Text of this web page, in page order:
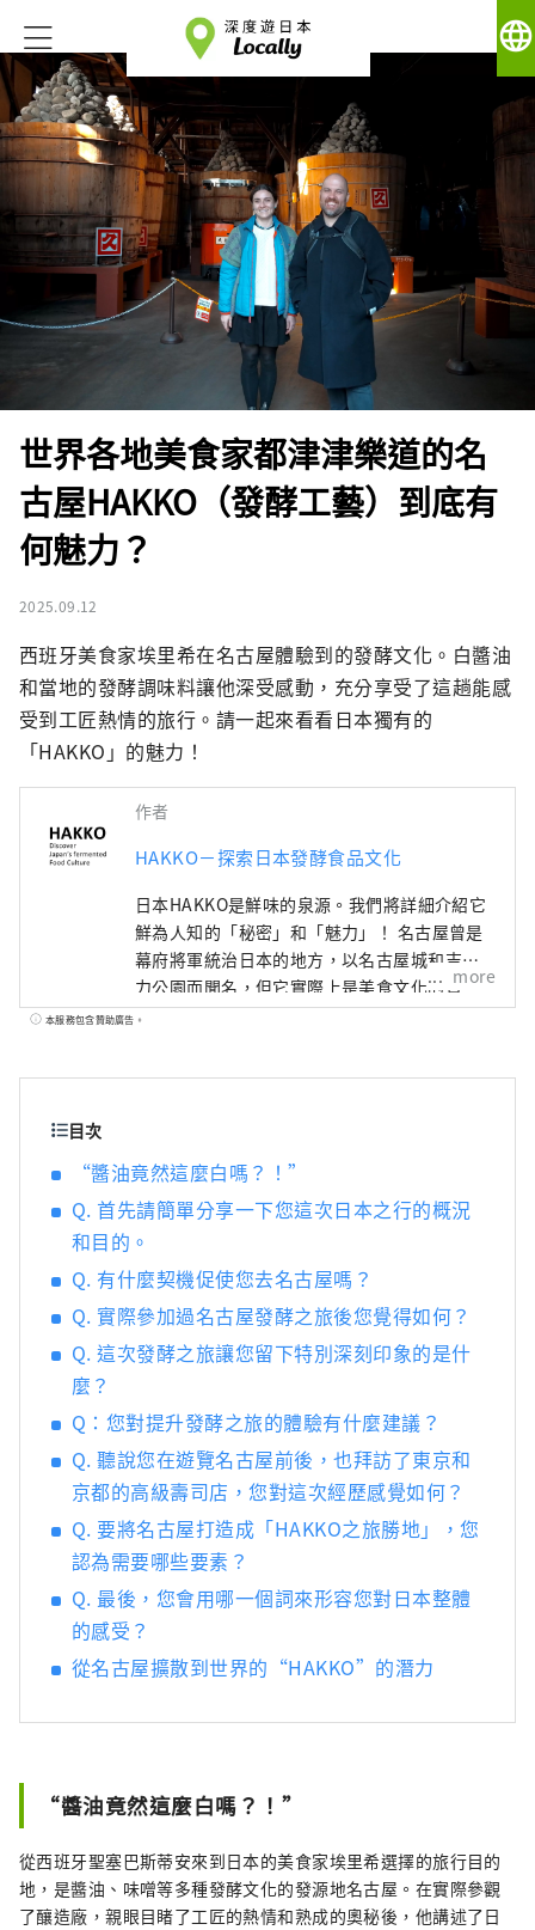
language
世界各地美食家都津津樂道的名
古屋HAKKO（發酵工藝）到底有
何魅力？
2025.09.12
西班牙美食家埃里希在名古屋體驗到的發酵文化。白醬油
和當地的發酵調味料讓他深受感動，充分享受了這趟能感
受到工匠熱情的旅行。請一起來看看日本獨有的
「HAKKO」的魅力！
作者
HAKKO－探索日本發酵食品文化
日本HAKKO是鮮味的泉源。我們將詳細介紹它
鮮為人知的「秘密」和「魅力」！ 名古屋曾是
幕府將軍統治日本的地方，以名古屋城和吉卜
力公園而聞名，但它實際上是美食文化的寶
庫，孕育了“鮮味”，即日本料理的精髓。 ■
的發酵食品文化。知多半島被伊勢灣和三河灣
環繞，風景優美，自古以來，清酒、醋、味
噌、醬油等釀造業便蓬勃發展。西川是德川家
特的發酵調味料而聞名。
more
本服務包含贊助廣告。
目次
“醬油竟然這麼白嗎？！”
Q. 首先請簡單分享一下您這次日本之行的概況
和目的。
Q. 有什麼契機促使您去名古屋嗎？
Q. 實際參加過名古屋發酵之旅後您覺得如何？
Q. 這次發酵之旅讓您留下特別深刻印象的是什
麼？
Q：您對提升發酵之旅的體驗有什麼建議？
Q. 聽說您在遊覽名古屋前後，也拜訪了東京和
京都的高級壽司店，您對這次經歷感覺如何？
Q. 要將名古屋打造成「HAKKO之旅勝地」，您
認為需要哪些要素？
Q. 最後，您會用哪一個詞來形容您對日本整體
的感受？
從名古屋擴散到世界的“HAKKO”的潛力
“醬油竟然這麼白嗎？！”
從西班牙聖塞巴斯蒂安來到日本的美食家埃里希選擇的旅行目的
地，是醬油、味噌等多種發酵文化的發源地名古屋。在實際參觀
了釀造廠，親眼目睹了工匠的熱情和熟成的奧秘後，他講述了日